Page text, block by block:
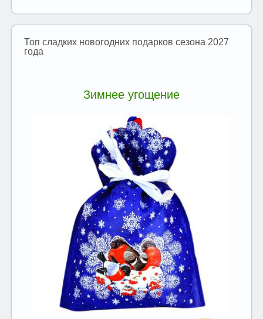
Топ сладких новогодних подарков сезона 2027
года
Зимнее угощение